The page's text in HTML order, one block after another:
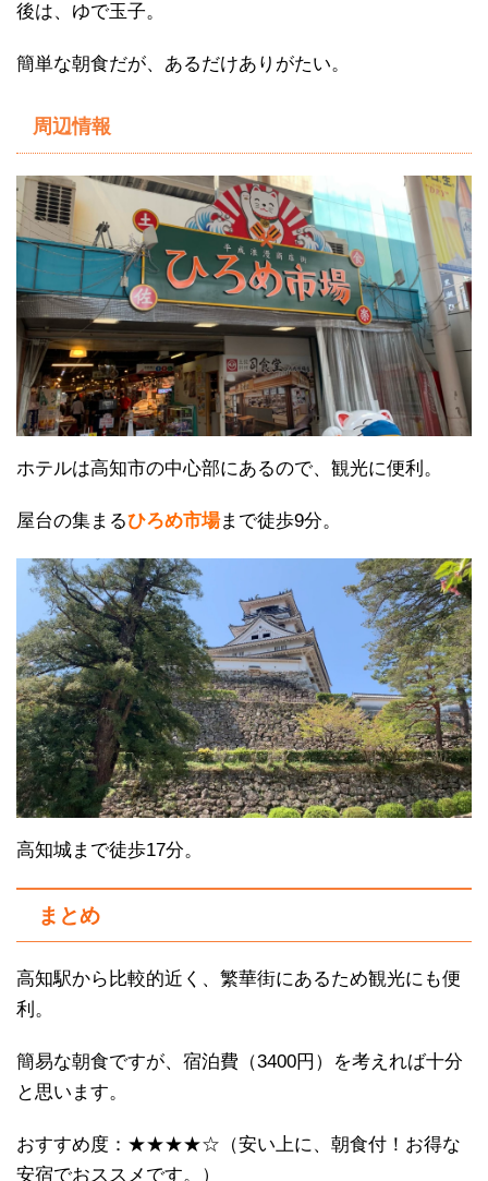
後は、ゆで玉子。
簡単な朝食だが、あるだけありがたい。
周辺情報
ホテルは高知市の中心部にあるので、観光に便利。
屋台の集まるひろめ市場まで徒歩9分。
高知城まで徒歩17分。
まとめ
高知駅から比較的近く、繁華街にあるため観光にも便
利。
簡易な朝食ですが、宿泊費（3400円）を考えれば十分
と思います。
おすすめ度：★★★★☆（安い上に、朝食付！お得な
安宿でおススメです。）